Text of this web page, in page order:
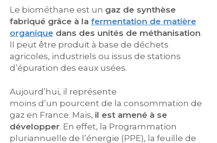
Le biométhane est un gaz de synthèse
fabriqué grâce à la fermentation de matière
organique dans des unités de méthanisation.
Il peut être produit à base de déchets
agricoles, industriels ou issus de stations
d’épuration des eaux usées.
Aujourd’hui, il représente
moins d’un pourcent de la consommation de
gaz en France. Mais, il est amené à se
développer. En effet, la Programmation
pluriannuelle de l’énergie (PPE), la feuille de